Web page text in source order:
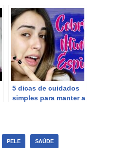
5 dicas de cuidados
simples para manter a
PELE SAÚDE